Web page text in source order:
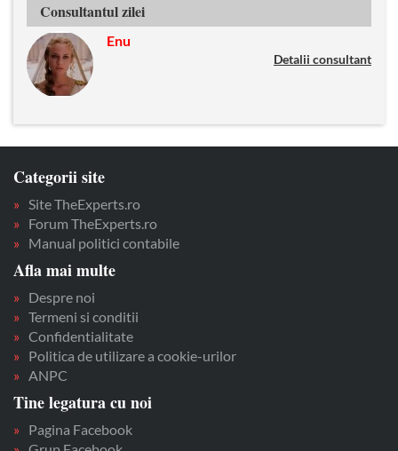
Consultantul zilei
Enu
Detalii consultant
Categorii site
Site TheExperts.ro
Forum TheExperts.ro
Manual politici contabile
Afla mai multe
Despre noi
Termeni si conditii
Confidentialitate
Politica de utilizare a cookie-urilor
ANPC
Tine legatura cu noi
Pagina Facebook